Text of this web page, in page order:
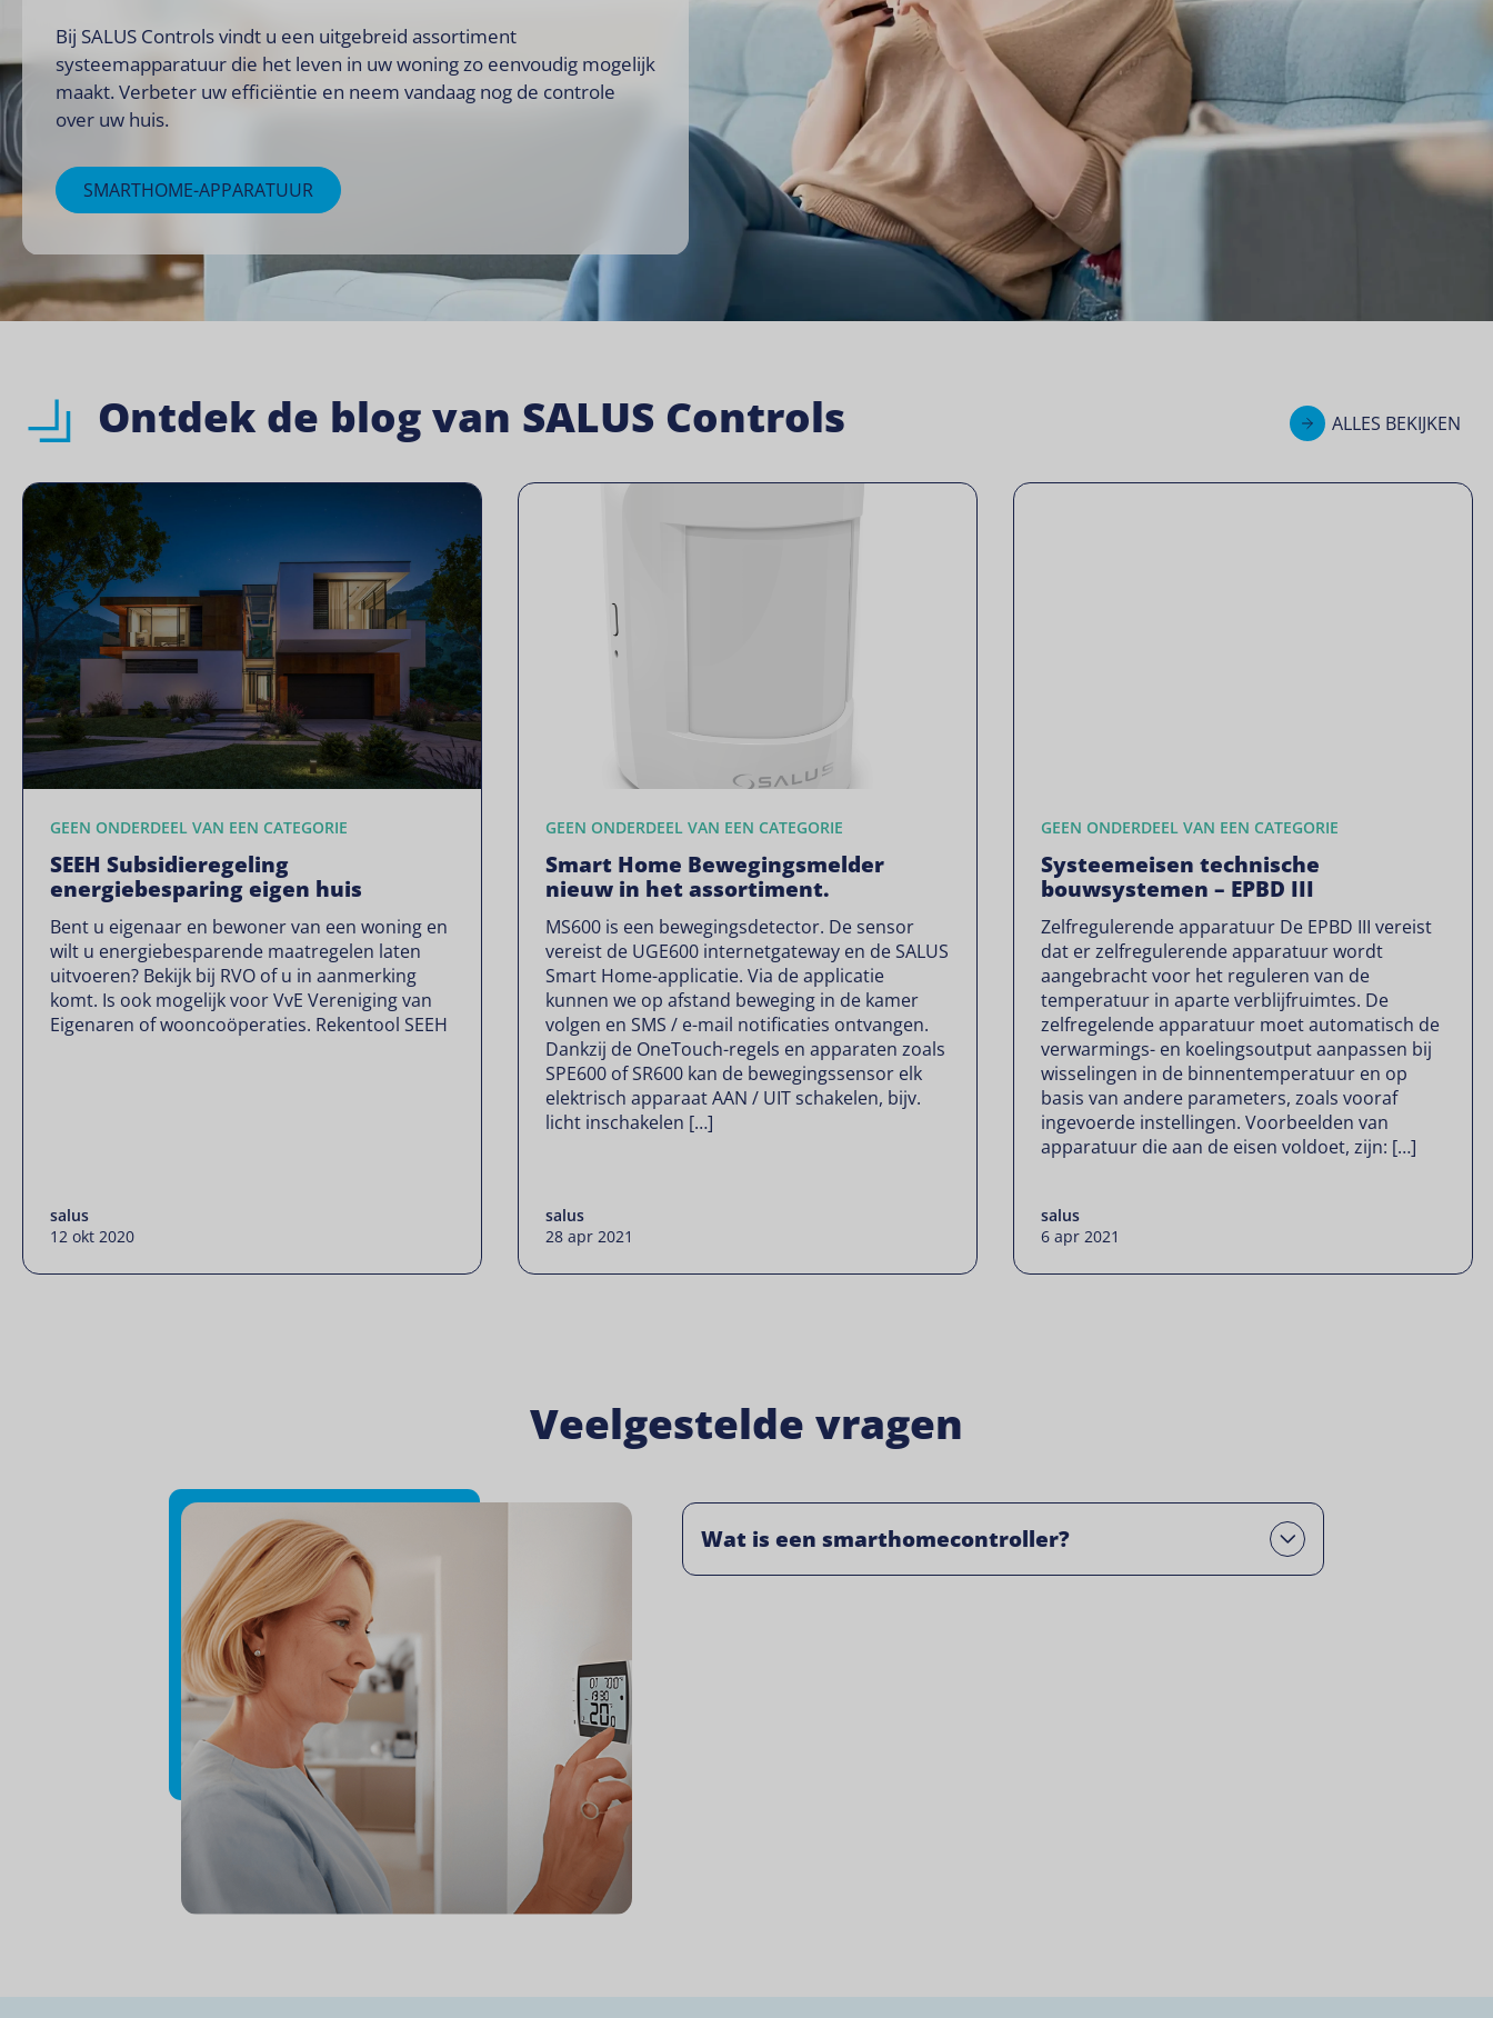
Bij SALUS Controls vindt u een uitgebreid assortiment
systeemapparatuur die het leven in uw woning zo eenvoudig mogelijk
maakt. Verbeter uw efficiëntie en neem vandaag nog de controle
over uw huis.
SMARTHOME-APPARATUUR
Ontdek de blog van SALUS Controls ALLES BEKIJKEN
GEEN ONDERDEEL VAN EEN CATEGORIE
SEEH Subsidieregeling
energiebesparing eigen huis
Bent u eigenaar en bewoner van een woning en
wilt u energiebesparende maatregelen laten
uitvoeren? Bekijk bij RVO of u in aanmerking
komt. Is ook mogelijk voor VvE Vereniging van
Eigenaren of wooncoöperaties. Rekentool SEEH
salus
12 okt 2020
GEEN ONDERDEEL VAN EEN CATEGORIE
Smart Home Bewegingsmelder
nieuw in het assortiment.
MS600 is een bewegingsdetector. De sensor
vereist de UGE600 internetgateway en de SALUS
Smart Home-applicatie. Via de applicatie
kunnen we op afstand beweging in de kamer
volgen en SMS / e-mail notificaties ontvangen.
Dankzij de OneTouch-regels en apparaten zoals
SPE600 of SR600 kan de bewegingssensor elk
elektrisch apparaat AAN / UIT schakelen, bijv.
licht inschakelen […]
salus
28 apr 2021
GEEN ONDERDEEL VAN EEN CATEGORIE
Systeemeisen technische
bouwsystemen – EPBD III
Zelfregulerende apparatuur De EPBD III vereist
dat er zelfregulerende apparatuur wordt
aangebracht voor het reguleren van de
temperatuur in aparte verblijfruimtes. De
zelfregelende apparatuur moet automatisch de
verwarmings- en koelingsoutput aanpassen bij
wisselingen in de binnentemperatuur en op
basis van andere parameters, zoals vooraf
ingevoerde instellingen. Voorbeelden van
apparatuur die aan de eisen voldoet, zijn: […]
salus
6 apr 2021
Veelgestelde vragen
Wat is een smarthomecontroller? Open